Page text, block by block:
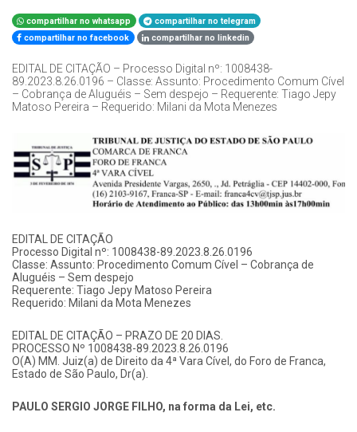
compartilhar no whatsapp
compartilhar no telegram
compartilhar no facebook
compartilhar no linkedin
EDITAL DE CITAÇÃO – Processo Digital nº: 1008438-
89.2023.8.26.0196 – Classe: Assunto: Procedimento Comum Cível
– Cobrança de Aluguéis – Sem despejo – Requerente: Tiago Jepy
Matoso Pereira – Requerido: Milani da Mota Menezes
EDITAL DE CITAÇÃO
Processo Digital nº: 1008438-89.2023.8.26.0196
Classe: Assunto: Procedimento Comum Cível – Cobrança de
Aluguéis – Sem despejo
Requerente: Tiago Jepy Matoso Pereira
Requerido: Milani da Mota Menezes
EDITAL DE CITAÇÃO – PRAZO DE 20 DIAS.
PROCESSO Nº 1008438-89.2023.8.26.0196
O(A) MM. Juiz(a) de Direito da 4ª Vara Cível, do Foro de Franca,
Estado de São Paulo, Dr(a).
PAULO SERGIO JORGE FILHO, na forma da Lei, etc.